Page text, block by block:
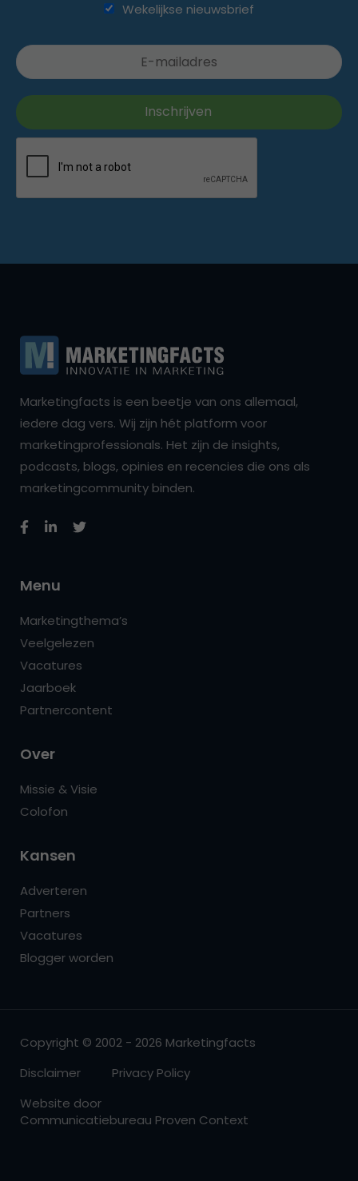
Wekelijkse nieuwsbrief
Marketingfacts is een beetje van ons allemaal,
iedere dag vers. Wij zijn hét platform voor
marketingprofessionals. Het zijn de insights,
podcasts, blogs, opinies en recencies die ons als
marketingcommunity binden.
Menu
Marketingthema’s
Veelgelezen
Vacatures
Jaarboek
Partnercontent
Over
Missie & Visie
Colofon
Kansen
Adverteren
Partners
Vacatures
Blogger worden
Copyright © 2002 - 2026 Marketingfacts
Disclaimer
Privacy Policy
Website door
Communicatiebureau Proven Context